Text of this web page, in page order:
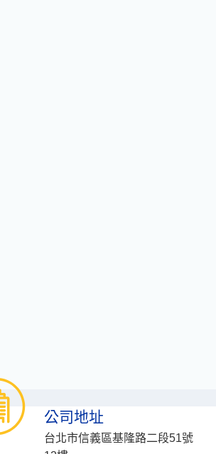
公司地址
台北市信義區基隆路二段51號